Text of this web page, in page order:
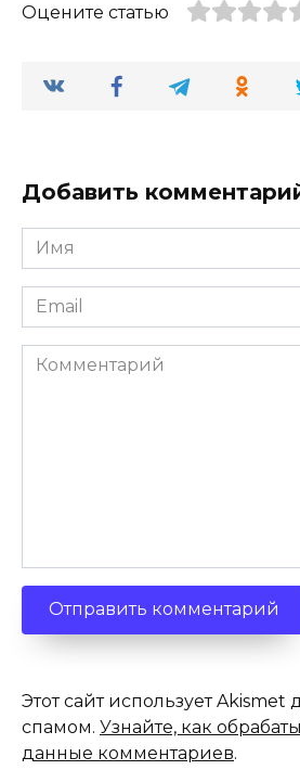
Оцените статью
Добавить
Имя
*
Email
*
Комментарий
Этот сайт использует Akismet
спамом. Узнайте, как
данные комментариев.